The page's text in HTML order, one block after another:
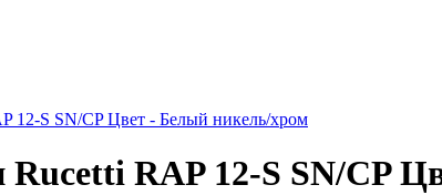
12-S SN/CP Цвет - Белый никель/хром
RAP 12-S SN/CP